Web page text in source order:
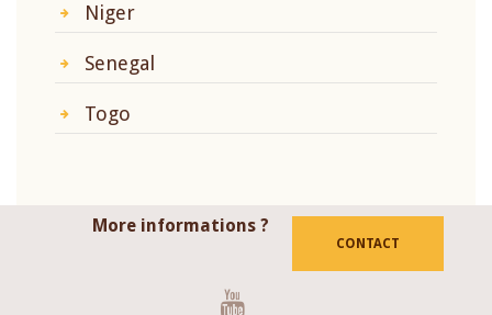
Niger
Senegal
Togo
More informations ?
CONTACT